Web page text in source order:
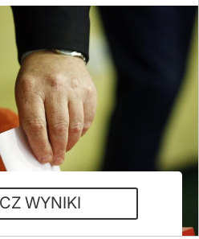
WYNIKI